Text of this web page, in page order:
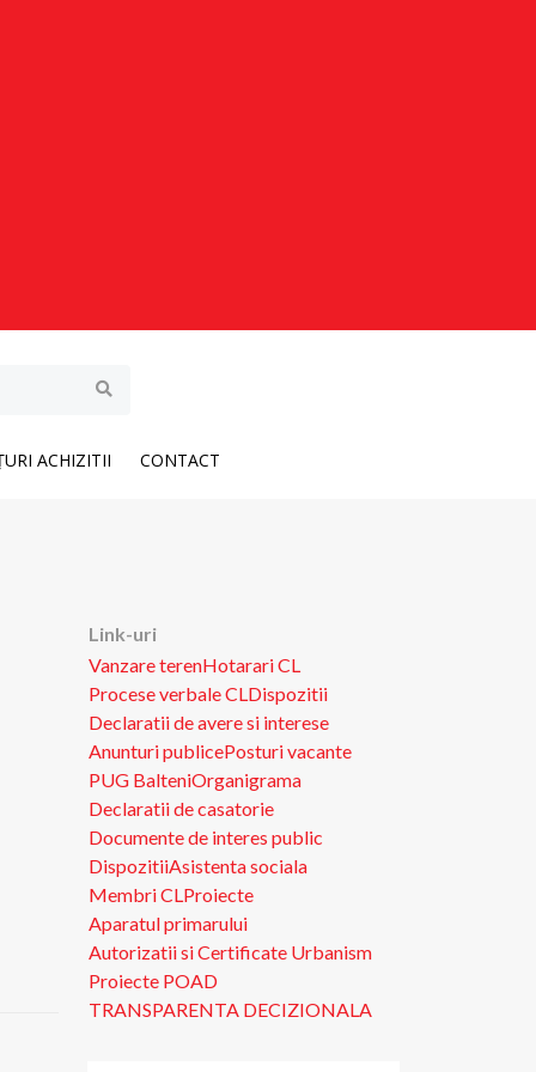
ACHIZITII CONTACT
Link-uri
Vanzare terenHotarari CL
Procese verbale CLDispozitii
Declaratii de avere si interese
Anunturi publicePosturi vacante
PUG BalteniOrganigrama
Declaratii de casatorie
Documente de interes public
DispozitiiAsistenta sociala
Membri CLProiecte
Aparatul primarului
Autorizatii si Certificate Urbanism
Proiecte POAD
TRANSPARENTA DECIZIONALA